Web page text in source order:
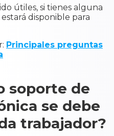
útiles, si tienes alguna
disponible para
Principales preguntas
soporte de
se debe
trabajador?